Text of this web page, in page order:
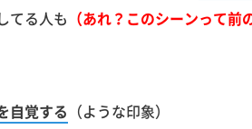
てる人も （あれ？このシーンって前
自覚する （ような印象）